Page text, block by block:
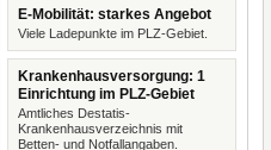
E-Mobilität: starkes Angebot
Viele Ladepunkte im PLZ-Gebiet.
Krankenhausversorgung: 1
Einrichtung im PLZ-Gebiet
Amtliches Destatis-
Krankenhausverzeichnis mit
Betten- und Notfallangaben.